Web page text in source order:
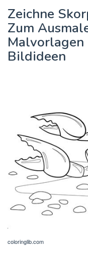
Zeichne
Zum
Bildideen
coloringlib.com